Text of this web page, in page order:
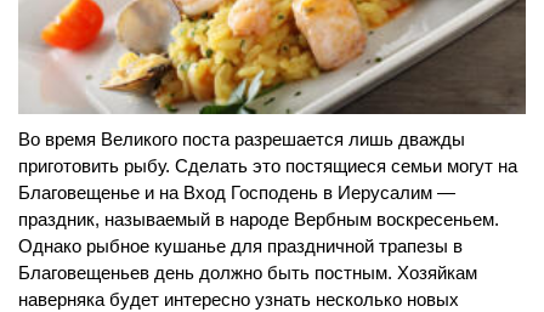
Во время Великого поста разрешается лишь дважды
приготовить рыбу. Сделать это постящиеся семьи могут на
Благовещенье и на Вход Господень в Иерусалим —
праздник, называемый в народе Вербным воскресеньем.
Однако рыбное кушанье для праздничной трапезы в
Благовещеньев день должно быть постным. Хозяйкам
наверняка будет интересно узнать несколько новых